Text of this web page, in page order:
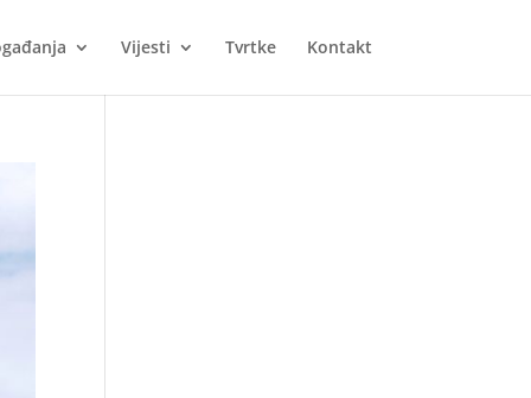
Vijesti Tvrtke Kontakt